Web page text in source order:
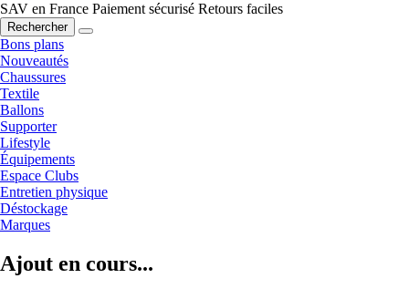
SAV en France Paiement sécurisé Retours faciles
Rechercher
Bons plans
Nouveautés
Chaussures
Textile
Ballons
Supporter
Lifestyle
Équipements
Espace Clubs
Entretien physique
Déstockage
Marques
Ajout en cours...